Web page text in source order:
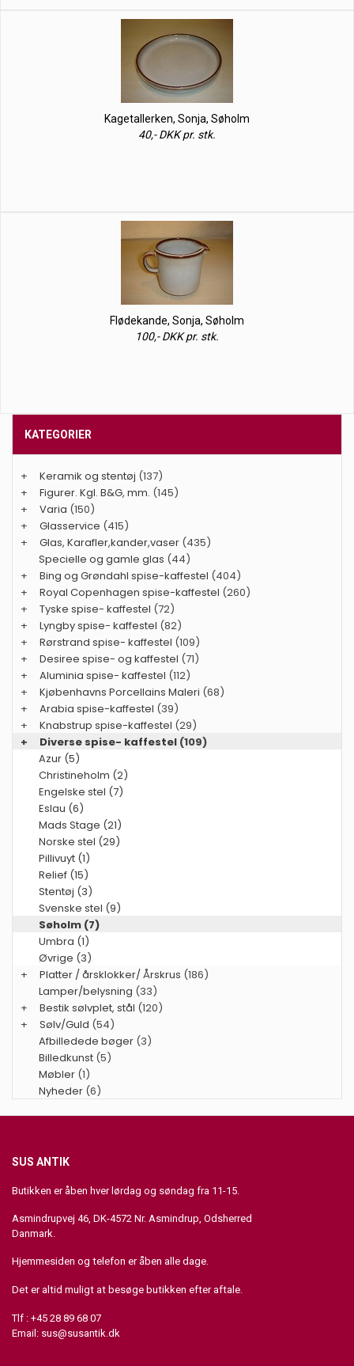
Kagetallerken, Sonja, Søholm
40,- DKK pr. stk.
Flødekande, Sonja, Søholm
100,- DKK pr. stk.
KATEGORIER
+ Keramik og stentøj (137)
+
Figurer. Kgl. B&G, mm. (145)
+
Varia (150)
+
Glasservice (415)
+
Glas, Karafler,kander,vaser (435)
Specielle og gamle glas (44)
+
Bing og Grøndahl spise-kaffestel (404)
+
Royal Copenhagen spise-kaffestel (260)
+
Tyske spise- kaffestel (72)
+
Lyngby spise- kaffestel (82)
+
Rørstrand spise- kaffestel (109)
+
Desiree spise- og kaffestel (71)
+
Aluminia spise- kaffestel (112)
+
Kjøbenhavns Porcellains Maleri (68)
+
Arabia spise-kaffestel (39)
+
Knabstrup spise-kaffestel (29)
+
Diverse spise- kaffestel (109)
Azur (5)
Christineholm (2)
Engelske stel (7)
Eslau (6)
Mads Stage (21)
Norske stel (29)
Pillivuyt (1)
Relief (15)
Stentøj (3)
Svenske stel (9)
Søholm (7)
Umbra (1)
Øvrige (3)
+
Platter / årsklokker/ Årskrus (186)
Lamper/belysning (33)
+
Bestik sølvplet, stål (120)
+
Sølv/Guld (54)
Afbilledede bøger (3)
Billedkunst (5)
Møbler (1)
Nyheder (6)
SUS ANTIK
Butikken er åben hver lørdag og søndag fra 11-15.
Asmindrupvej 46, DK-4572 Nr. Asmindrup, Odsherred
Danmark.
Hjemmesiden og telefon er åben alle dage.
Det er altid muligt at besøge butikken efter aftale.
Tlf : +45 28 89 68 07
Email: sus@susantik.dk